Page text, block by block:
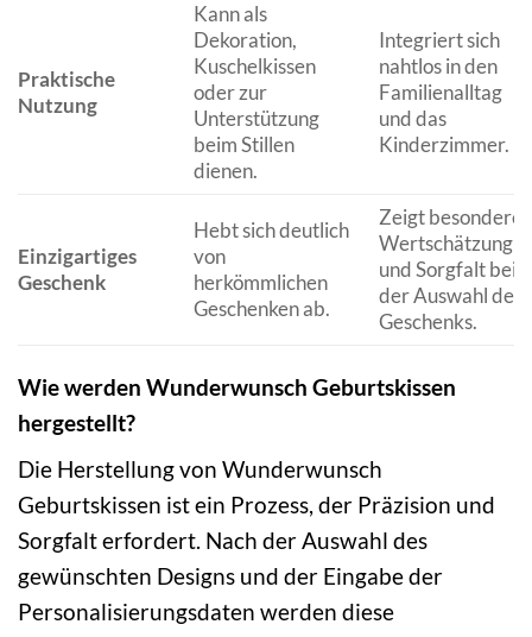
Praktische
Nutzung
Kann als
Dekoration,
Kuschelkissen
oder zur
Unterstützung
beim Stillen
dienen.
Integriert sich
nahtlos in den
Familienalltag
und das
Kinderzimmer.
Einzigartiges
Geschenk
Hebt sich deutlich
von
herkömmlichen
Geschenken ab.
Zeigt besondere
Wertschätzung
und Sorgfalt bei
der Auswahl des
Geschenks.
Wie werden Wunderwunsch Geburtskissen
hergestellt?
Die Herstellung von Wunderwunsch
Geburtskissen ist ein Prozess, der Präzision und
Sorgfalt erfordert. Nach der Auswahl des
gewünschten Designs und der Eingabe der
Personalisierungsdaten werden diese